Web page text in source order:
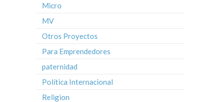
Micro
MV
Otros Proyectos
Para Emprendedores
paternidad
Política Internacional
Religion